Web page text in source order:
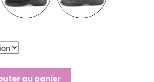
au panier